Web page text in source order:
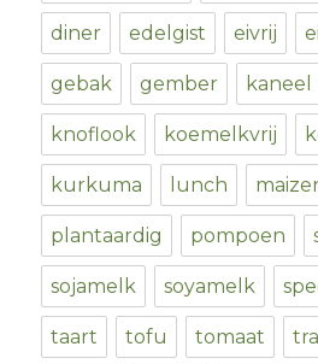
diner edelgist eivrij
gebak gember kaneel
knoflook koemelkvrij
kurkuma lunch
plantaardig pompoen
sojamelk soyamelk
taart tofu tomaat